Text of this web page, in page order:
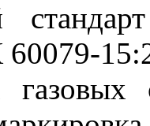
газовых